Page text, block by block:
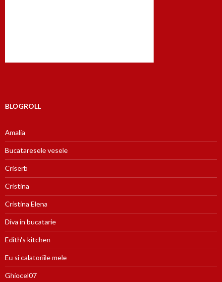
BLOGROLL
Amalia
Bucataresele vesele
Criserb
Cristina
Cristina Elena
Diva in bucatarie
Edith's kitchen
Eu si calatoriile mele
Ghiocel07